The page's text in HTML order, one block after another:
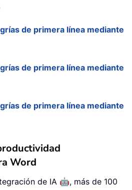
de primera línea mediante
de primera línea mediante
de primera línea mediante
Word
de IA 🤖, más de 100